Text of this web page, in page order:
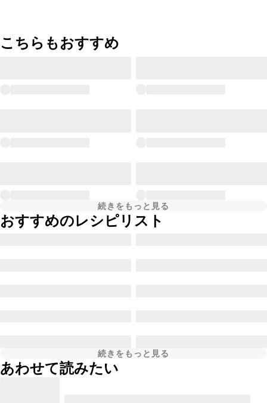
こちらもおすすめ
続きをもっと見る
おすすめのレシピリスト
続きをもっと見る
あわせて読みたい